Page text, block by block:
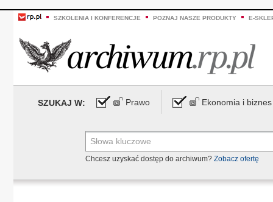
SZKOLENIA I KONFERENCJE POZNAJ NASZE PRODUKTY E-
SZUKAJ W: Prawo Ekonomia i biznes
Chcesz uzyskać dostęp do archiwum? Zobacz ofertę